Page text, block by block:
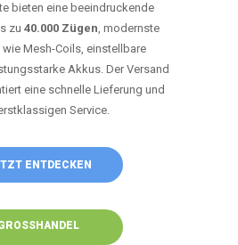
bieten eine beeindruckende
zu 40.000 Zügen, modernste
Mesh-Coils, einstellbare
Akkus. Der Versand
eine schnelle Lieferung und
Service.
ENTDECKEN